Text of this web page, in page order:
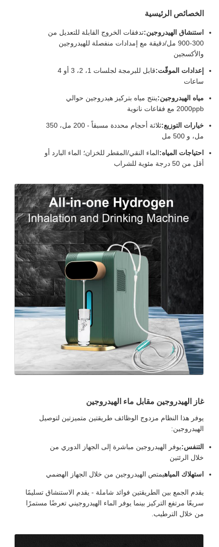
الخصائص الرئيسية
استنشاق الهيدروجين:تدفقات الخروج القابلة للتعديل من
300-900 مل/دقيقة مع إمدادات منفصلة للهيدروجين
والأكسجين
إعدادات الموقّت:
قابل للبرمجة لجلسات 1، 2، 3 أو 4
ساعات
مياه الهيدروجين:ينتج مياه بتركيز هيدروجين حوالي
2000ppb مع فقاعات نانوية
خيارات التوزيع:
ثلاثة أحجام محددة مسبقاً - 200 مل، 350
مل، و 500 مل
احتياجات المياه:الماء النقي/المقطر للخزان؛ الماء البارد أو
أقل من 50 درجة مئوية للشراب
غاز الهيدروجين مقابل ماء الهيدروجين
يوفر هذا النظام مزدوج الوظائف طريقتين متميزتين لتوصيل
الهيدروجين:
التنفس:يوفر الهيدروجين مباشرة إلى الجهاز الدوري من
خلال الرئتين
استهلاك المياهيمتص الهيدروجين من خلال الجهاز الهضمي
يقدم الجمع بين الطريقتين فوائد شاملة - يقدم الاستنشاق تسليمًا
سريعًا مرتفع التركيز بينما يوفر الماء الهيدروجيني تعرضًا مستمرًا
من خلال الترطيب.